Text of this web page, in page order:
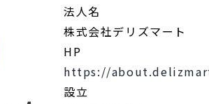
法人名
株式会社デリズマート
HP
https://
設立